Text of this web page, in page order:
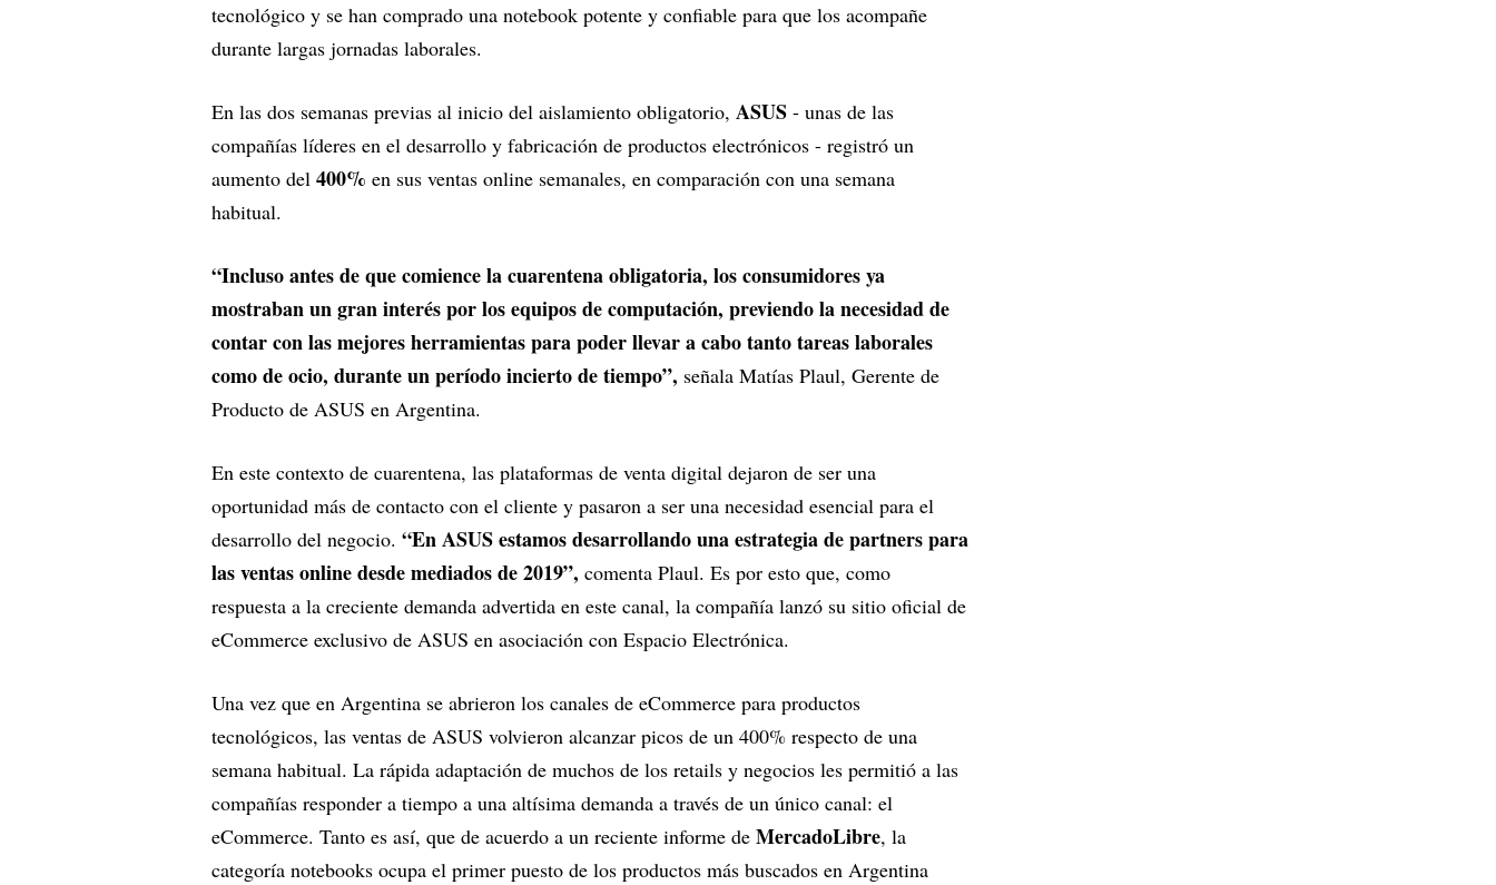
tecnológico y se han comprado una notebook potente y confiable para que los acompañe
durante largas jornadas laborales.
En las dos semanas previas al inicio del aislamiento obligatorio, ASUS - unas de las
compañías líderes en el desarrollo y fabricación de productos electrónicos - registró un
aumento del 400% en sus ventas online semanales, en comparación con una semana
habitual.
“Incluso antes de que comience la cuarentena obligatoria, los consumidores ya
mostraban un gran interés por los equipos de computación, previendo la necesidad de
contar con las mejores herramientas para poder llevar a cabo tanto tareas laborales
como de ocio, durante un período incierto de tiempo”, señala Matías Plaul, Gerente de
Producto de ASUS en Argentina.
En este contexto de cuarentena, las plataformas de venta digital dejaron de ser una
oportunidad más de contacto con el cliente y pasaron a ser una necesidad esencial para el
desarrollo del negocio. “En ASUS estamos desarrollando una estrategia de partners para
las ventas online desde mediados de 2019”, comenta Plaul. Es por esto que, como
respuesta a la creciente demanda advertida en este canal, la compañía lanzó su sitio oficial de
eCommerce exclusivo de ASUS en asociación con Espacio Electrónica.
Una vez que en Argentina se abrieron los canales de eCommerce para productos
tecnológicos, las ventas de ASUS volvieron alcanzar picos de un 400% respecto de una
semana habitual. La rápida adaptación de muchos de los retails y negocios les permitió a las
compañías responder a tiempo a una altísima demanda a través de un único canal: el
eCommerce. Tanto es así, que de acuerdo a un reciente informe de MercadoLibre, la
categoría notebooks ocupa el primer puesto de los productos más buscados en Argentina